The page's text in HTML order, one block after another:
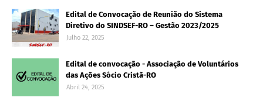
Edital de Convocação de Reunião do Sistema
Diretivo do SINDSEF-RO – Gestão 2023/2025
Julho 22, 2025
Edital de convocação - Associação de Voluntários
das Ações Sócio Cristã-RO
Abril 24, 2025